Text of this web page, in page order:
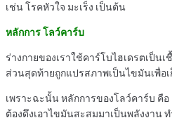
เช่น โรคหัวใจ มะเร็ง เป็นต้น
หลักการ โลว์คาร์บ
ร่างกายของเราใช้คาร์โบไฮเดรตเป็น
ส่วนสุดท้ายถูกแปรสภาพเป็นไขมันเพื่อ
เพราะฉะนั้น หลักการของโลว์คาร์บ คื
ต้องดึงเอาไขมันสะสมมาเป็นพลังงาน